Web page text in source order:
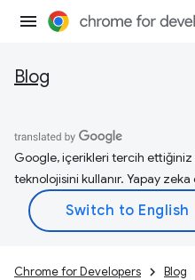
Blog
Google, içerikleri tercih
teknolojisini kullanır. Yapay
Chrome for Developers Blog